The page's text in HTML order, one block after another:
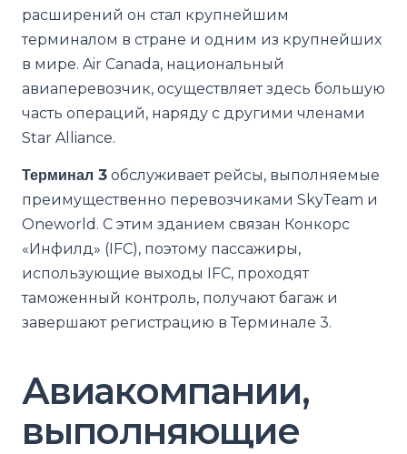
расширений он стал крупнейшим
терминалом в стране и одним из крупнейших
в мире. Air Canada, национальный
авиаперевозчик, осуществляет здесь большую
часть операций, наряду с другими членами
Star Alliance.
Терминал 3 обслуживает рейсы, выполняемые
преимущественно перевозчиками SkyTeam и
Oneworld. С этим зданием связан Конкорс
«Инфилд» (IFC), поэтому пассажиры,
использующие выходы IFC, проходят
таможенный контроль, получают багаж и
завершают регистрацию в Терминале 3.
Авиакомпании,
выполняющие